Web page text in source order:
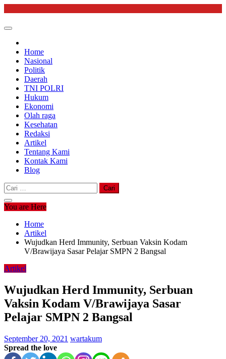
content
Home
Nasional
Politik
Daerah
TNI POLRI
Hukum
Ekonomi
Olah raga
Kesehatan
Redaksi
Artikel
Tentang Kami
Kontak Kami
Blog
Cari
untuk:
You are Here
Home
Artikel
Wujudkan Herd Immunity, Serbuan Vaksin Kodam
V/Brawijaya Sasar Pelajar SMPN 2 Bangsal
Artikel
Wujudkan Herd Immunity, Serbuan
Vaksin Kodam V/Brawijaya Sasar
Pelajar SMPN 2 Bangsal
September 20, 2021 wartakum
Spread the love